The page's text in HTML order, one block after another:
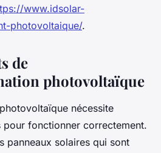
www.idsolar-
photovoltaique/.
de
photovoltaïque
nécessite
pour fonctionner correctement.
panneaux solaires qui sont